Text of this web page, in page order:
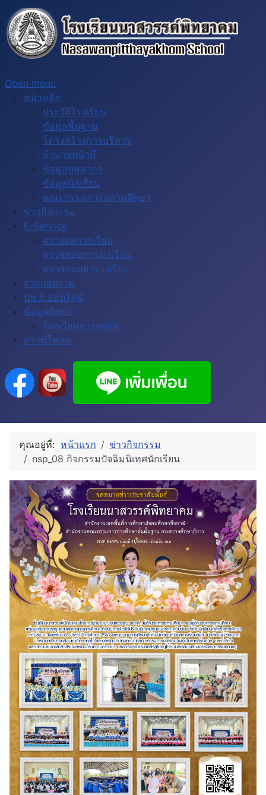
Open menu
หน้าหลัก
ประวัติโรงเรียน
ข้อมูลพื้นฐาน
โครงสร้างการบริหาร
อำนาจหน้าที่
ข้อมูลบุคลากร
ข้อมูลนักเรียน
คณะกรรมการสถานศึกษา
ข่าวกิจกรรม
E-Service
ตรวจผลการเรียน
ตรวจสอบการมาเรียน
ตรวจสอบตารางเรียน
งานแผนงาน
ปพ.5 ออนไลน์
ข้อมูลติดด่อ
ร้องเรียนการทุจริต
ดาวน์โหลด
คุณอยู่ที่: หน้าแรก
ข่าวกิจกรรม
nsp_08 กิจกรรมปัจฉิมนิเทศนักเรียน